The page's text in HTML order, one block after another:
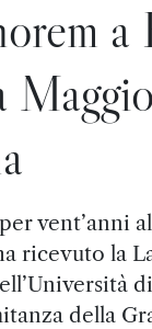
a
vent’anni
ricevuto la
della